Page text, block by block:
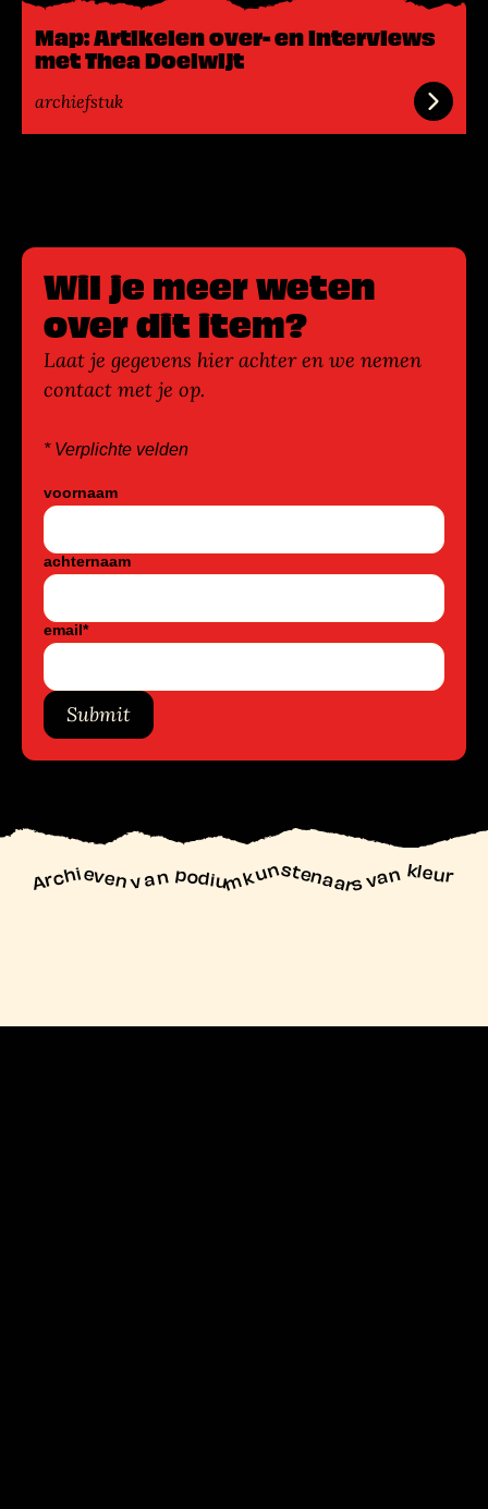
Map: Artikelen over- en interviews
met Thea Doelwijt
archiefstuk
Wil je meer weten
over dit item?
Laat je gegevens hier achter en we nemen
contact met je op.
* Verplichte velden
voornaam
achternaam
email*
Submit
Archievenvan podiumkunstenaars van kleur